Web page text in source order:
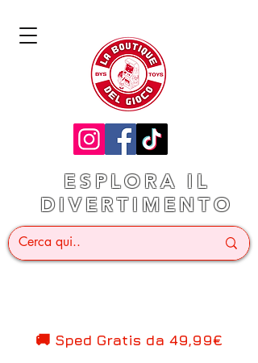
ESPLORA IL
DIVERTIMENTO
🚚 Sped Gratis da 49,99€